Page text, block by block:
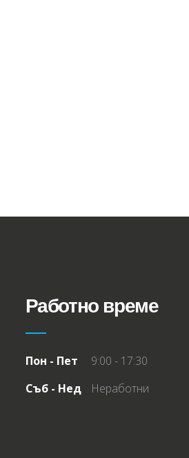
Работно време
Пон - Пет
9:00 - 17:30
Съб - Нед
Неработни